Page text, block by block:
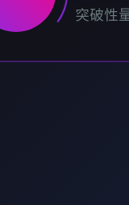
突破性